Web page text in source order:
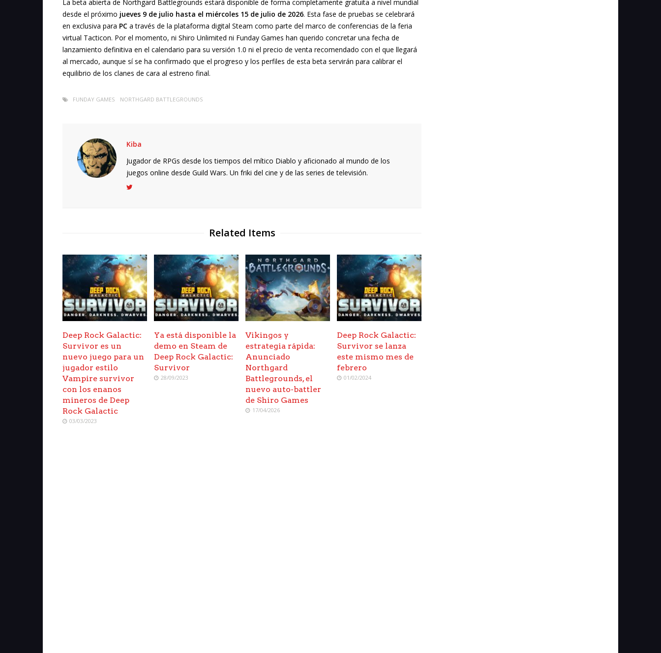
La beta abierta de Northgard Battlegrounds estará disponible de forma completamente gratuita a nivel mundial
desde el próximo jueves 9 de julio hasta el miércoles 15 de julio de 2026. Esta fase de pruebas se celebrará
en exclusiva para PC a través de la plataforma digital Steam como parte del marco de conferencias de la feria
virtual Tacticon. Por el momento, ni Shiro Unlimited ni Funday Games han querido concretar una fecha de
lanzamiento definitiva en el calendario para su versión 1.0 ni el precio de venta recomendado con el que llegará
al mercado, aunque sí se ha confirmado que el progreso y los perfiles de esta beta servirán para calibrar el
equilibrio de los clanes de cara al estreno final.
FUNDAY GAMES NORTHGARD BATTLEGROUNDS
Kiba
Jugador de RPGs desde los tiempos del mítico Diablo y aficionado al mundo de los
juegos online desde Guild Wars. Un friki del cine y de las series de televisión.
Related Items
Deep Rock Galactic:
Survivor es un
nuevo juego para un
jugador estilo
Vampire survivor
con los enanos
mineros de Deep
Rock Galactic
03/03/2023
Ya está disponible la
demo en Steam de
Deep Rock Galactic:
Survivor
28/09/2023
Vikingos y
estrategia rápida:
Anunciado
Northgard
Battlegrounds, el
nuevo auto-battler
de Shiro Games
17/04/2026
Deep Rock Galactic:
Survivor se lanza
este mismo mes de
febrero
01/02/2024